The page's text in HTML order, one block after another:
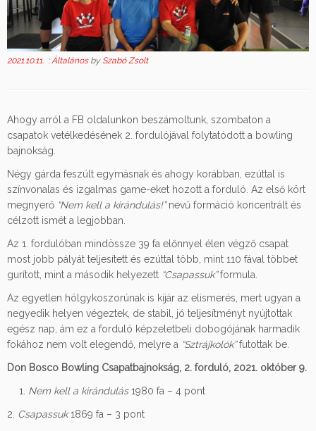
2021.10.11. :Általános by Szabó Zsolt
Ahogy arról a FB oldalunkon beszámoltunk, szombaton a
csapatok vetélkedésének 2. fordulójával folytatódott a bowling
bajnokság.
Négy gárda feszült egymásnak és ahogy korábban, ezúttal is
színvonalas és izgalmas game-eket hozott a forduló. Az első kört
megnyerő “Nem kell a kirándulás!”nevű formáció koncentrált és
célzott ismét a legjobban.
Az 1. fordulóban mindössze 39 fa előnnyel élen végző csapat
most jobb pályát teljesített és ezúttal több, mint 110 fával többet
gurított, mint a második helyezett “Csapassuk”formula.
Az egyetlen hölgykoszorúnak is kijár az elismerés, mert ugyan a
negyedik helyen végeztek, de stabil, jó teljesítményt nyújtottak
egész nap, ám ez a forduló képzeletbeli dobogójának harmadik
fokához nem volt elegendő, melyre a “Sztrájkolók”futottak be.
Don Bosco Bowling Csapatbajnokság, 2. forduló, 2021. október 9.
Nem kell a kirándulás1980 fa – 4 pont
2. Csapassuk1869 fa – 3 pont